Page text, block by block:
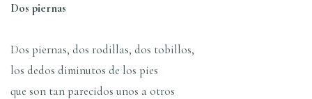
Dos piernas
Dos piernas, dos rodillas, dos tobillos,
los dedos diminutos de los pies
que son tan parecidos unos a otros